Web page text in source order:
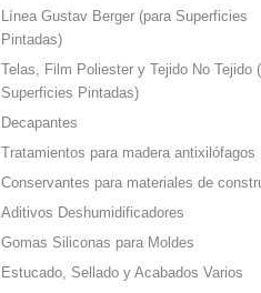
Línea Gustav Berger (para Superficies
Pintadas)
Telas, Film Poliester y Tejido No Tejido
Superficies Pintadas)
Decapantes
Tratamientos para madera antixilófagos
Conservantes para materiales de
Aditivos Deshumidificadores
Gomas Siliconas para Moldes
Estucado, Sellado y Acabados Varios